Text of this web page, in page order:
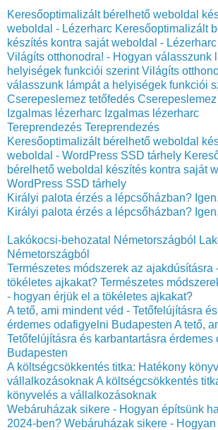
Keresőoptimalizált bérelhető weboldal
weboldal - Lézerharc Keresőoptimalizált
készítés kontra saját weboldal - Lézerharc
Világíts otthonodra! - Hogyan válasszunk
helyiségek funkciói szerint Világíts
válasszunk lámpát a helyiségek funkciói
‎Cserepeslemez tetőfedés
Izgalmas lézerharc Izgalmas lézerharc
Tereprendezés Tereprendezés
Keresőoptimalizált bérelhető weboldal
weboldal - WordPress SSD tárhely
bérelhető weboldal készítés kontra saját
WordPress SSD tárhely
Királyi palota érzés a lépcsőházban?
Királyi palota érzés a lépcsőházban?
Lakókocsi-behozatal Németországból
Németországból
Természetes módszerek az ajakdúsításra
tökéletes ajkakat? Természetes
- hogyan érjük el a tökéletes ajkakat?
A tető, ami mindent véd - Tetőfelújításra
érdemes odafigyelni Budapesten A tető,
Tetőfelújításra és karbantartásra érdemes
Budapesten
A költségcsökkentés titka: Hatékony
vállalkozásoknakA költségcsökkentés
könyvelés a vállalkozásoknak
Webáruházak sikere - Hogyan építsünk
2024-ben? Webáruházak sikere -